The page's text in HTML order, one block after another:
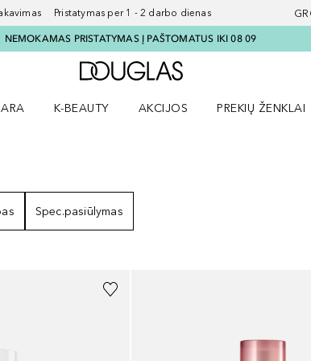
Pristatymas per 1 - 2 darbo dienas
NEMOKAMAS PRISTATYMAS Į PAŠTOMATUS IKI 08 09
Į Douglas pagrindinį
K-BEAUTY
AKCIJOS
PREKIŲ ŽENKLAI
Spec.pasiūlymas